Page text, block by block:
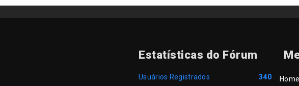
Estatísticas do Fórum
Usuários Registrados
340
Home